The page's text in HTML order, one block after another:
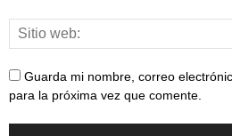
Guarda mi nombre, correo
para la próxima vez que comente.